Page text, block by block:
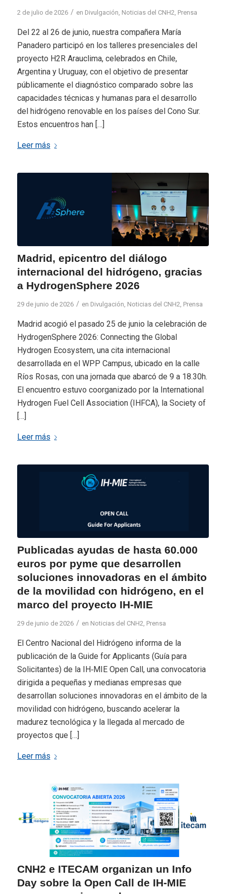
2 de julio de 2026 / en Divulgación Noticias del CNH2 Prensa
Del 22 al 26 de junio, nuestra compañera María
Panadero participó en los talleres presenciales del
proyecto H2R Arauclima, celebrados en Chile,
Argentina y Uruguay, con el objetivo de presentar
públicamente el diagnóstico comparado sobre las
capacidades técnicas y humanas para el desarrollo
del hidrógeno renovable en los países del Cono Sur.
Estos encuentros han […]
Leer más
Madrid, epicentro del diálogo
internacional del hidrógeno, gracias
a HydrogenSphere 2026
29 de junio de 2026 / en Divulgación Noticias del CNH2 Prensa
Madrid acogió el pasado 25 de junio la celebración de
HydrogenSphere 2026: Connecting the Global
Hydrogen Ecosystem, una cita internacional
desarrollada en el WPP Campus, ubicado en la calle
Ríos Rosas, con una jornada que abarcó de 9 a 18.30h.
El encuentro estuvo coorganizado por la International
Hydrogen Fuel Cell Association (IHFCA), la Society of
[…]
Leer más
Publicadas ayudas de hasta 60.000
euros por pyme que desarrollen
soluciones innovadoras en el ámbito
de la movilidad con hidrógeno, en el
marco del proyecto IH-MIE
29 de junio de 2026 / en Noticias del CNH2 Prensa
El Centro Nacional del Hidrógeno informa de la
publicación de la Guide for Applicants (Guía para
Solicitantes) de la IH‑MIE Open Call, una convocatoria
dirigida a pequeñas y medianas empresas que
desarrollan soluciones innovadoras en el ámbito de la
movilidad con hidrógeno, buscando acelerar la
madurez tecnológica y la llegada al mercado de
proyectos que […]
Leer más
CNH2 e ITECAM organizan un Info
Day sobre la Open Call de IH-MIE